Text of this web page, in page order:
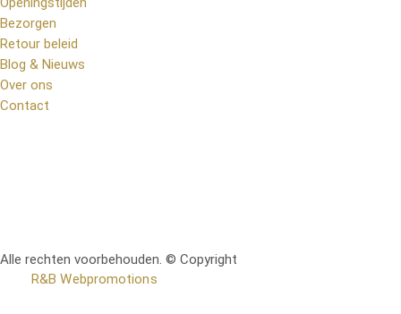
Bezorgen
Retour beleid
Blog & Nieuws
Over ons
Contact
Alle rechten voorbehouden. © Copyright
R&B Webpromotions